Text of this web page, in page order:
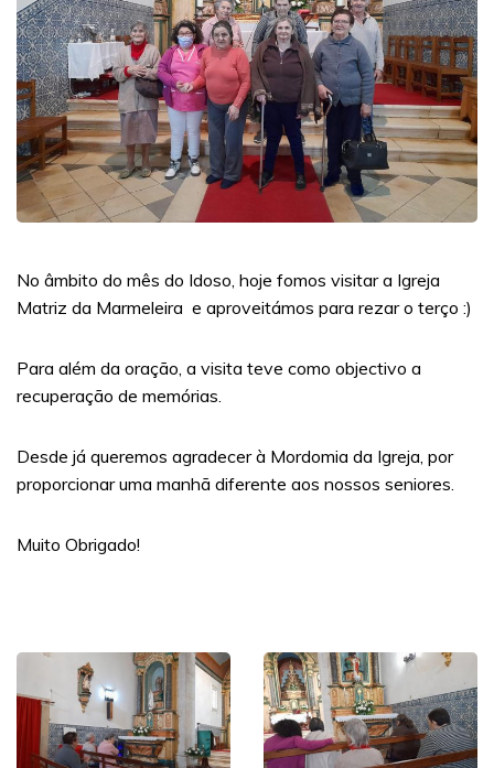
No âmbito do mês do Idoso, hoje fomos visitar a Igreja
Matriz da Marmeleira e aproveitámos para rezar o terço :)
Para além da oração, a visita teve como objectivo a
recuperação de memórias.
Desde já queremos agradecer à Mordomia da Igreja, por
proporcionar uma manhã diferente aos nossos seniores.
Muito Obrigado!